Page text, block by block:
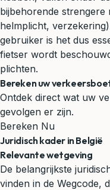
bijbehorende strengere
helmplicht,
gebruiker is het dus
fietser wordt
plichten.
Bereken uw
Ontdek direct wat uw
gevolgen er zijn.
Bereken Nu
Juridisch kader in België
Relevante wetgeving
De belangrijkste
vinden in de Wegcode,